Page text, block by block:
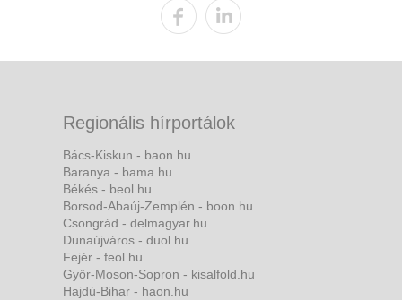
Regionális hírportálok
Bács-Kiskun - baon.hu
Baranya - bama.hu
Békés - beol.hu
Borsod-Abaúj-Zemplén - boon.hu
Csongrád - delmagyar.hu
Dunaújváros - duol.hu
Fejér - feol.hu
Győr-Moson-Sopron - kisalfold.hu
Hajdú-Bihar - haon.hu